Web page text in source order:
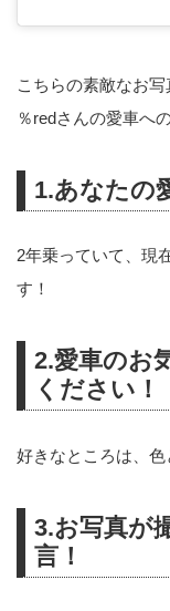
こちらの素敵なお
％redさんの愛車へ
1.あなたの
2年乗っていて、現
す！
2.愛車のお
ください！
好きなところは、色
3.お写真が
言！